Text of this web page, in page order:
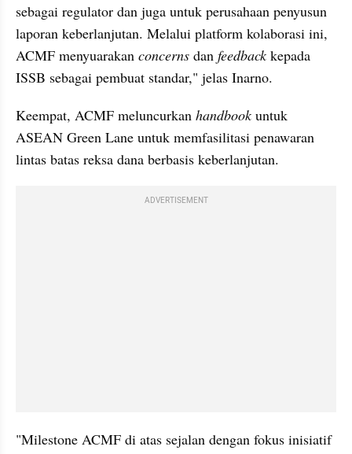
sebagai regulator dan juga untuk perusahaan penyusun
laporan keberlanjutan. Melalui platform kolaborasi ini,
ACMF menyuarakan concerns dan feedback kepada
ISSB sebagai pembuat standar," jelas Inarno.
Keempat, ACMF meluncurkan handbook untuk
ASEAN Green Lane untuk memfasilitasi penawaran
lintas batas reksa dana berbasis keberlanjutan.
ADVERTISEMENT
"Milestone ACMF di atas sejalan dengan fokus inisiatif